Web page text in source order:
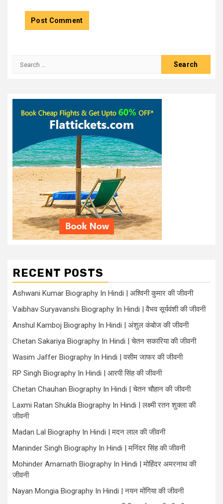
RECENT POSTS
Ashwani Kumar Biography In Hindi | अश्विनी कुमार की जीवनी
Vaibhav Suryavanshi Biography In Hindi | वैभव सूर्यवंशी की जीवनी
Anshul Kamboj Biography In Hindi | अंशुल कंबोज की जीवनी
Chetan Sakariya Biography In Hindi | चेतन सकारिया की जीवनी
Wasim Jaffer Biography In Hindi | वसीम जाफर की जीवनी
RP Singh Biography In Hindi | आरपी सिंह की जीवनी
Chetan Chauhan Biography In Hindi | चेतन चौहान की जीवनी
Laxmi Ratan Shukla Biography In Hindi | लक्ष्मी रतन शुक्ला की
जीवनी
Madan Lal Biography In Hindi | मदन लाल की जीवनी
Maninder Singh Biography In Hindi | मनिंदर सिंह की जीवनी
Mohinder Amarnath Biography In Hindi | मोहिंदर अमरनाथ की
जीवनी
Nayan Mongia Biography In Hindi | नयन मोंगिया की जीवनी